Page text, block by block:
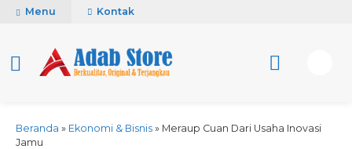
Menu Kontak
Beranda » Ekonomi & Bisnis » Meraup Cuan Dari Usaha Inovasi
Jamu